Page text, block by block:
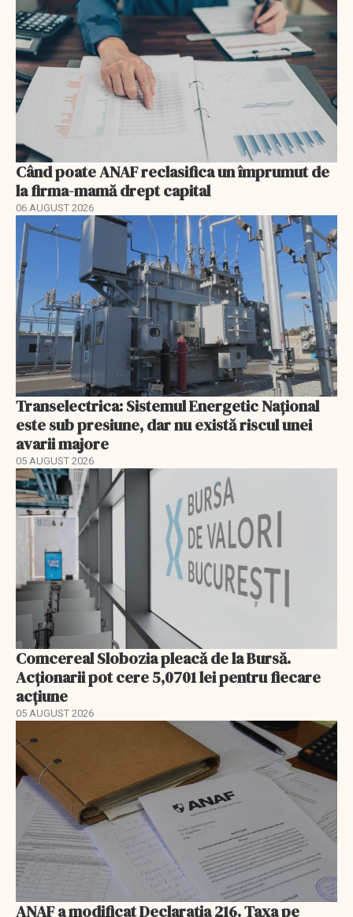
Când poate ANAF reclasifica un împrumut de
la firma-mamă drept capital
06 AUGUST 2026
Transelectrica: Sistemul Energetic Național
este sub presiune, dar nu există riscul unei
avarii majore
05 AUGUST 2026
Comcereal Slobozia pleacă de la Bursă.
Acționarii pot cere 5,0701 lei pentru fiecare
acțiune
05 AUGUST 2026
ANAF a modificat Declarația 216. Taxa pe